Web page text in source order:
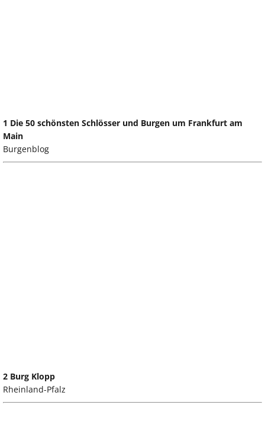
1 Die 50 schönsten Schlösser und Burgen um Frankfurt am
Main
Burgenblog
2 Burg Klopp
Rheinland-Pfalz